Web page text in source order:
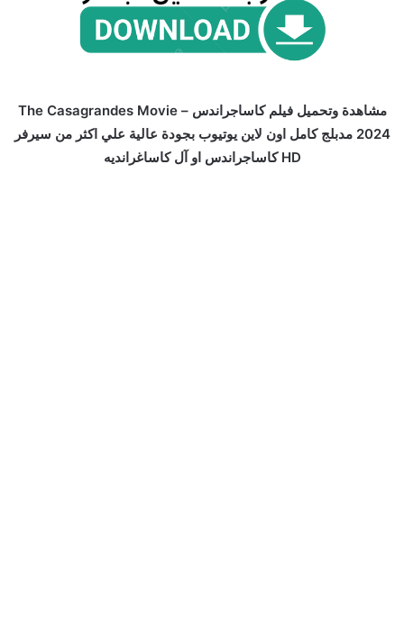
مشاهدة وتحميل فيلم كاساجراندس – The Casagrandes Movie
2024 مدبلج كامل اون لاين يوتيوب بجودة عالية علي اكثر من سيرفر
HD كاساجراندس او آل كاساغرانديه